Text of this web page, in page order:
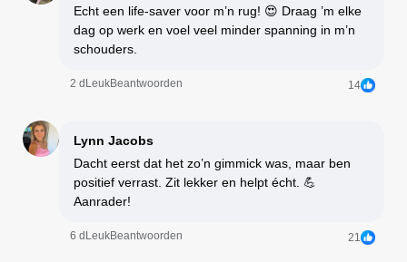
Echt een life-saver voor m’n rug! 😍 Draag ’m elke
dag op werk en voel veel minder spanning in m’n
schouders.
2 d LeukBeantwoorden 14
Lynn Jacobs
Dacht eerst dat het zo’n gimmick was, maar ben
positief verrast. Zit lekker en helpt écht. 💪
Aanrader!
6 d LeukBeantwoorden 21